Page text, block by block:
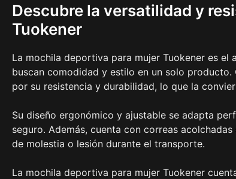
Descubre la versatilidad y
Tuokener
La mochila deportiva para mujer Tuokener es
buscan comodidad y estilo en un solo
por su resistencia y durabilidad, lo que la
Su diseño ergonómico y ajustable se adapta
seguro. Además, cuenta con correas
de molestia o lesión durante el transporte.
La mochila deportiva para mujer Tuokener